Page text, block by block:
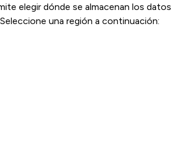
elegir dónde se almacenan los datos
una región a continuación: